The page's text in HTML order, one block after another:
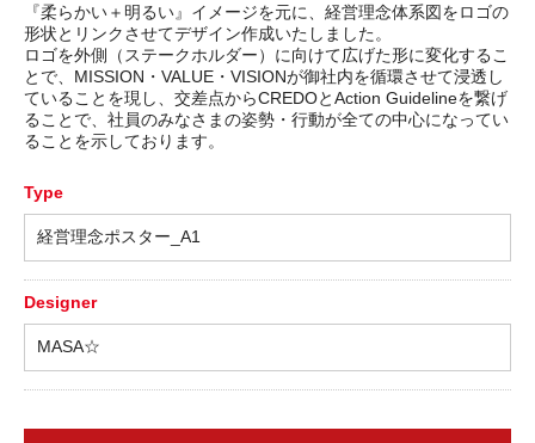
『柔らかい＋明るい』イメージを元に、経営理念体系図をロゴの
形状とリンクさせてデザイン作成いたしました。
ロゴを外側（ステークホルダー）に向けて広げた形に変化するこ
とで、MISSION・VALUE・VISIONが御社内を循環させて浸透し
ていることを現し、交差点からCREDOとAction Guidelineを繋げ
ることで、社員のみなさまの姿勢・行動が全ての中心になってい
ることを示しております。
Type
経営理念ポスター_A1
Designer
MASA☆